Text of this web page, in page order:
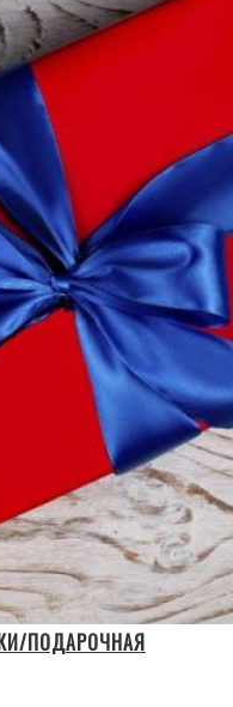
ПОДАРОЧНАЯ